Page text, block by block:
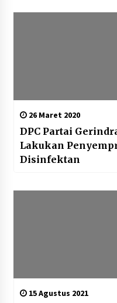
26 Maret 2020
DPC Partai
Lakukan
Disinfektan
15 Agustus 2021